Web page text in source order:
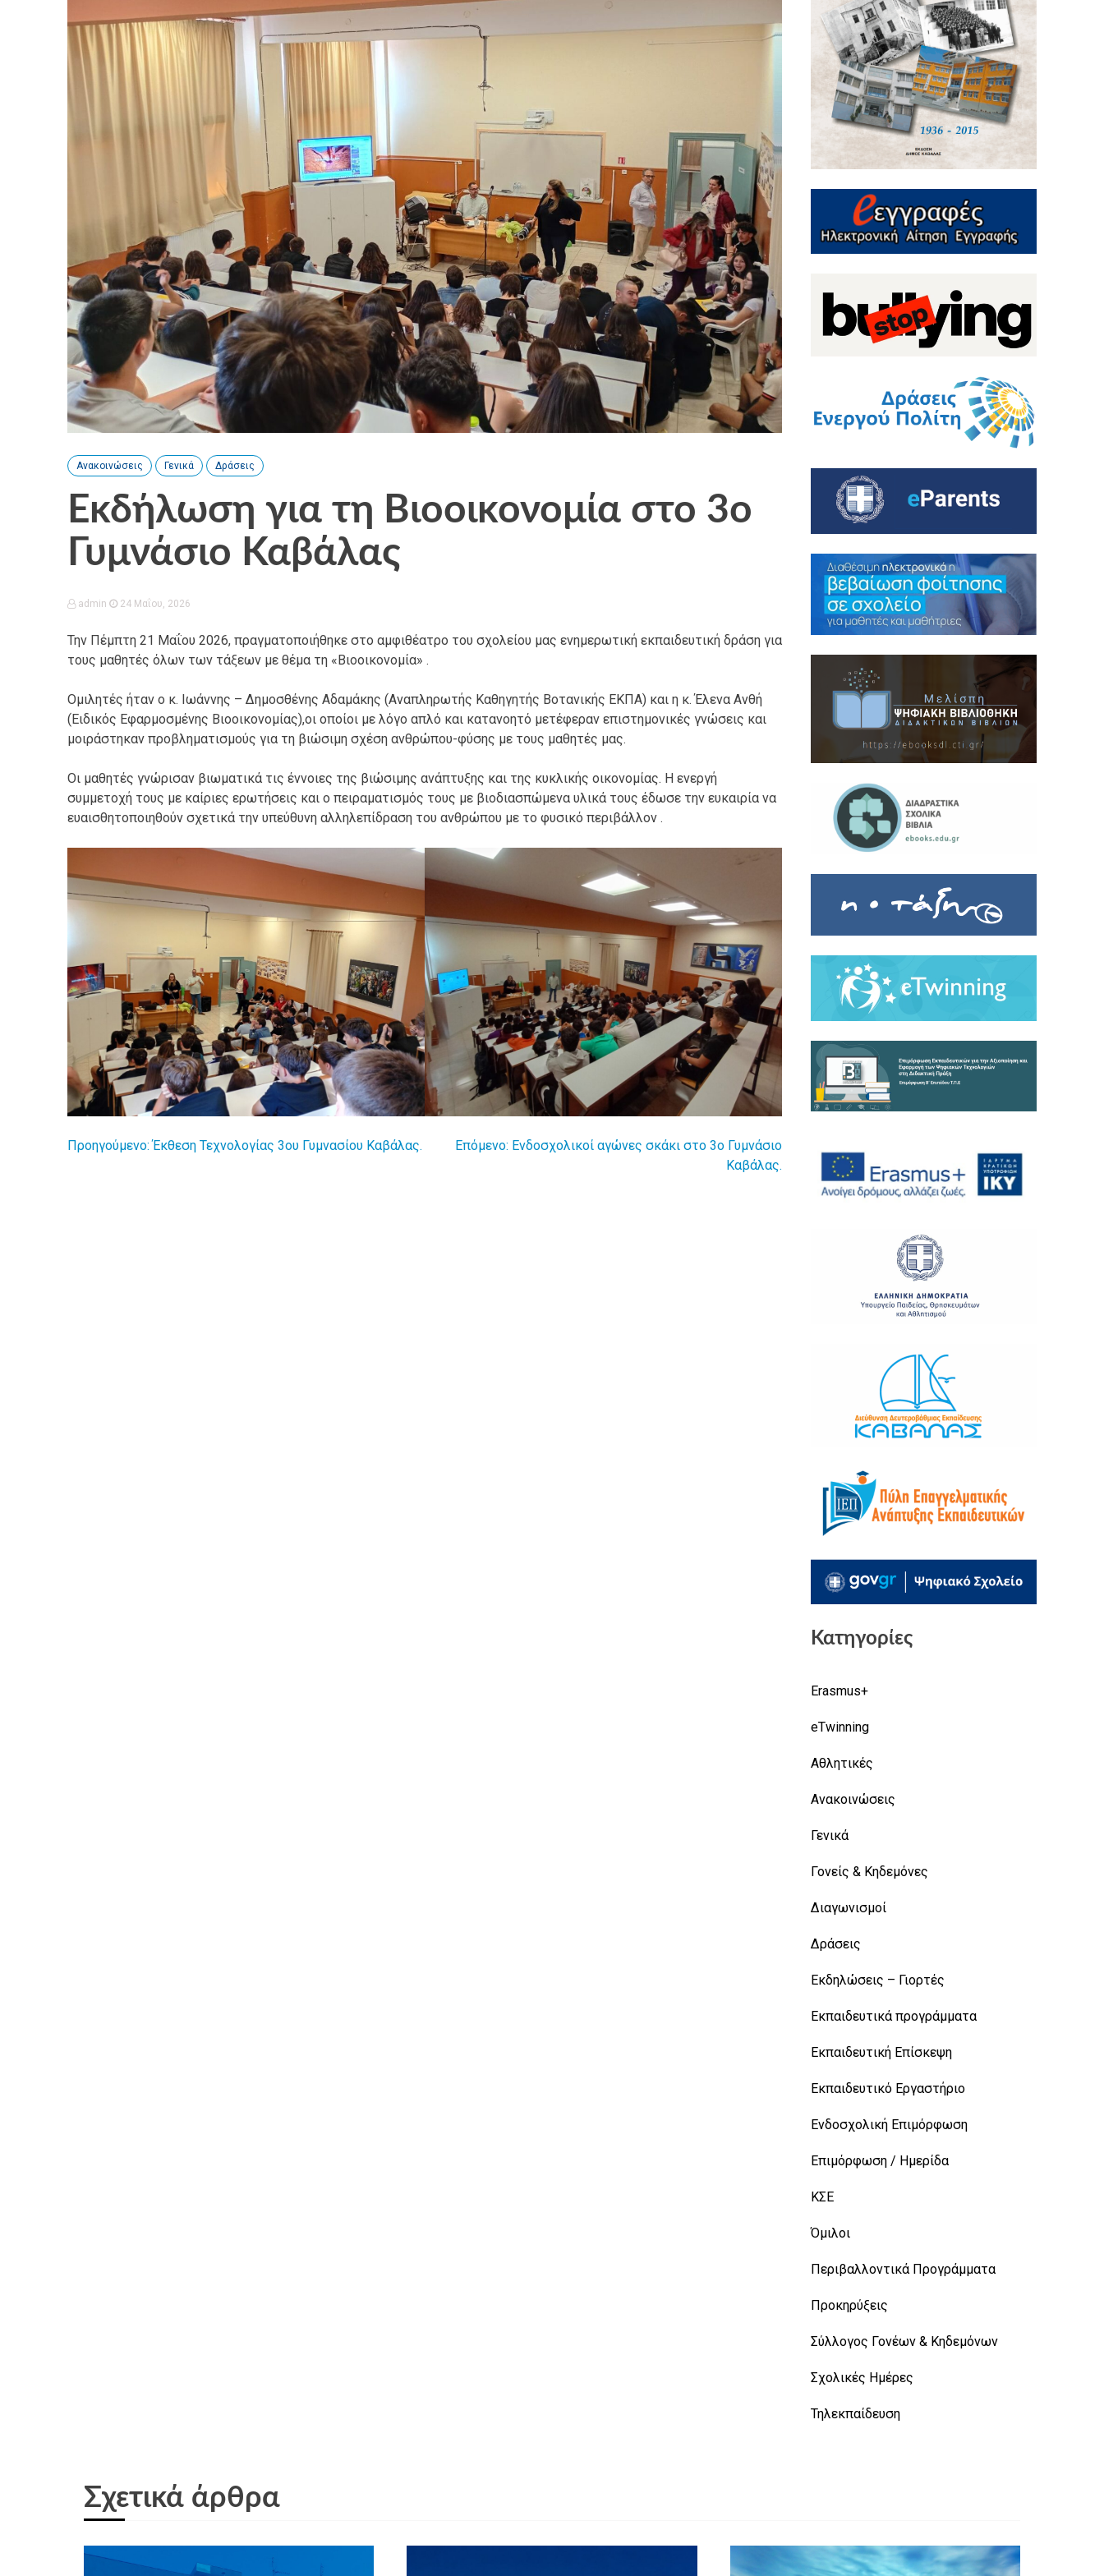
Ανακοινώσεις Γενικά Δράσεις
Εκδήλωση για τη Βιοοικονομία στο 3ο
Γυμνάσιο Καβάλας
admin 24 Μαΐου, 2026
Την Πέμπτη 21 Μαΐου 2026, πραγματοποιήθηκε στο αμφιθέατρο του σχολείου μας ενημερωτική εκπαιδευτική δράση για
τους μαθητές όλων των τάξεων με θέμα τη «Βιοοικονομία» .
Ομιλητές ήταν ο κ. Ιωάννης – Δημοσθένης Αδαμάκης (Αναπληρωτής Καθηγητής Βοτανικής ΕΚΠΑ) και η κ. Έλενα Ανθή
(Ειδικός Εφαρμοσμένης Βιοοικονομίας),οι οποίοι με λόγο απλό και κατανοητό μετέφεραν επιστημονικές γνώσεις και
μοιράστηκαν προβληματισμούς για τη βιώσιμη σχέση ανθρώπου-φύσης με τους μαθητές μας.
Οι μαθητές γνώρισαν βιωματικά τις έννοιες της βιώσιμης ανάπτυξης και της κυκλικής οικονομίας. Η ενεργή
συμμετοχή τους με καίριες ερωτήσεις και ο πειραματισμός τους με βιοδιασπώμενα υλικά τους έδωσε την ευκαιρία να
ευαισθητοποιηθούν σχετικά την υπεύθυνη αλληλεπίδραση του ανθρώπου με το φυσικό περιβάλλον .
Πλοήγηση
Προηγούμενο: Έκθεση Τεχνολογίας 3ου Γυμνασίου Καβάλας. Επόμενο: Ενδοσχολικοί αγώνες σκάκι στο 3ο Γυμνάσιο
Καβάλας.
Κατηγορίες
Erasmus+
eTwinning
Αθλητικές
Ανακοινώσεις
Γενικά
Γονείς & Κηδεμόνες
Διαγωνισμοί
Δράσεις
Εκδηλώσεις – Γιορτές
Εκπαιδευτικά προγράμματα
Εκπαιδευτική Επίσκεψη
Εκπαιδευτικό Εργαστήριο
Ενδοσχολική Επιμόρφωση
Επιμόρφωση / Ημερίδα
ΚΣΕ
Όμιλοι
Περιβαλλοντικά Προγράμματα
Προκηρύξεις
Σύλλογος Γονέων & Κηδεμόνων
Σχολικές Ημέρες
Τηλεκπαίδευση
Σχετικά άρθρα